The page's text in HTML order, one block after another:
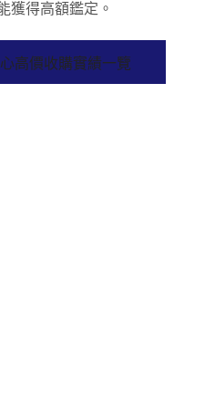
獲得高額鑑定。
高價收購實績一覽